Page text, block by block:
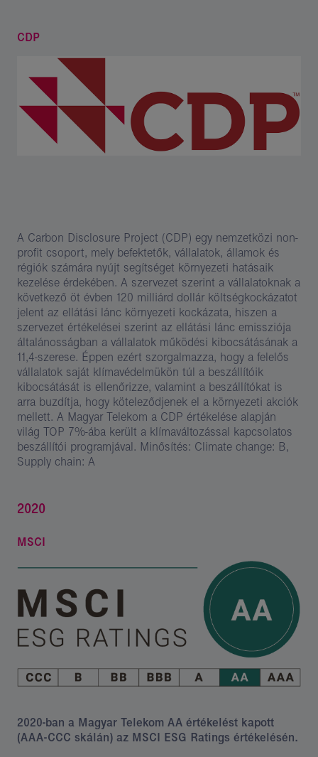
CDP
A Carbon Disclosure Project (CDP) egy nemzetközi non-
profit csoport, mely befektetők, vállalatok, államok és
régiók számára nyújt segítséget környezeti hatásaik
kezelése érdekében. A szervezet szerint a vállalatoknak a
következő öt évben 120 milliárd dollár költségkockázatot
jelent az ellátási lánc környezeti kockázata, hiszen a
szervezet értékelései szerint az ellátási lánc emissziója
általánosságban a vállalatok működési kibocsátásának a
11,4-szerese. Éppen ezért szorgalmazza, hogy a felelős
vállalatok saját klímavédelmükön túl a beszállítóik
kibocsátását is ellenőrizze, valamint a beszállítókat is
arra buzdítja, hogy köteleződjenek el a környezeti akciók
mellett. A Magyar Telekom a CDP értékelése alapján
világ TOP 7%-ába került a klímaváltozással kapcsolatos
beszállítói programjával. Minősítés: Climate change: B,
Supply chain: A
2020
MSCI
2020-ban a Magyar Telekom AA értékelést kapott
(AAA-CCC skálán) az MSCI ESG Ratings értékelésén.